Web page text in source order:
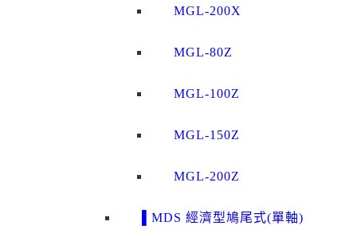
MGL-200X
MGL-80Z
MGL-100Z
MGL-150Z
MGL-200Z
▌MDS 經濟型鳩尾式(單軸)